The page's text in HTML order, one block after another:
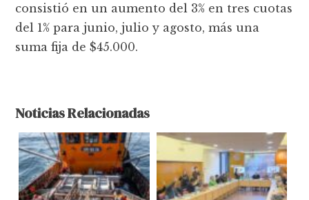
consistió en un aumento del 3% en tres cuotas
del 1% para junio, julio y agosto, más una
suma fija de $45.000.
Noticias Relacionadas